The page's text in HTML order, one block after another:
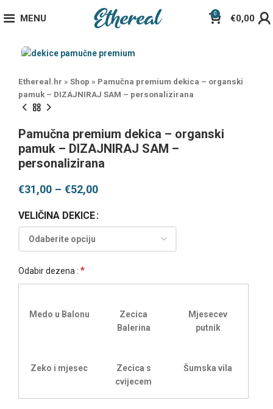
MENU 0 €0,00
Ethereal.hr » Shop » Pamučna premium dekica – organski
pamuk – DIZAJNIRAJ SAM – personalizirana
Pamučna premium dekica – organski
pamuk – DIZAJNIRAJ SAM –
personalizirana
€31,00 – €52,00
VELIČINA DEKICE
Odabir dezena : *
Medo u Balonu
Zecica
Balerina
Mjesecev
putnik
Zeko i mjesec
Zecica s
cvijecem
Šumska vila